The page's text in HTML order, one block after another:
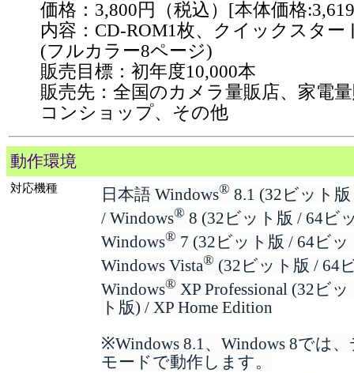
価格：3,800円（税込）[本体価格
内容：CD-ROM1枚、クイックスター
(フルカラー8ページ)
販売目標：初年度10,000本
販売先：全国のカメラ量販店、家電
コンショップ、その他
動作環境
対応機種 日本語 Windows® 8.1 (32ビット
/ Windows® 8 (32ビット版 / 64ビ
Windows® 7 (32ビット版 / 64ビッ
Windows Vista® (32ビット版 / 64
Windows® XP Professional (32ビ
ト版) / XP Home Edition
※Windows 8.1、Windows 8では
モードで動作します。